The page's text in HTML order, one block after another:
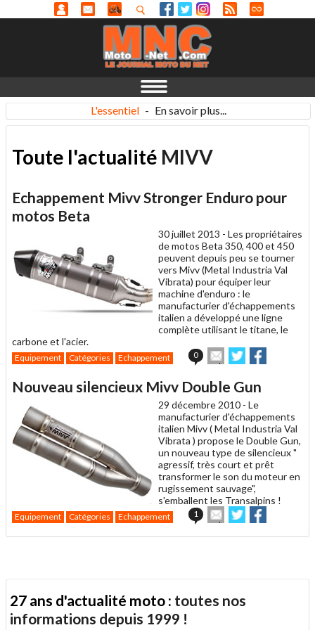
L'essentiel - En savoir plus...
Toute l'actualité MIVV
Echappement Mivv Stronger Enduro pour
motos Beta
30 juillet 2013 - Les propriétaires
de motos Beta 350, 400 et 450
peuvent depuis peu se tourner
vers Mivv (Metal Industria Val
Vibrata) pour équiper leur
machine d'enduro : le
manufacturier d'échappements
italien a développé une ligne
complète utilisant le titane, le
carbone et l'acier.
Equipement Catégories Echappement 0
Envoyer
cet
à
un
ami
Partager
sur sur
Nouveau silencieux Mivv Double Gun
29 décembre 2010 - Le
manufacturier d'échappements
italien Mivv ( Metal Industria Val
Vibrata ) propose le Double Gun,
un nouveau type de silencieux "
agressif, très court et prêt
transformer le son du moteur en
rugissement sauvage",
s'emballent les Transalpins !
Equipement Catégories Echappement 1
Envoyer
cet
article
Partager
sur
Twitter
sur
Facebook
27 ans d'actualité moto : toutes nos
informations depuis 1999 !